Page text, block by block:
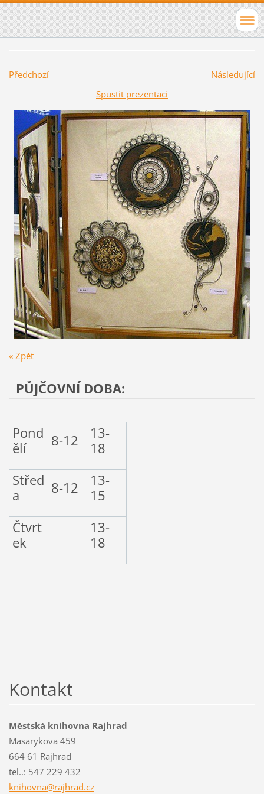
Předchozí
Následující
Spustit prezentaci
« Zpět
PŮJČOVNÍ DOBA:
Pond
ělí
8-12
13-
18
Střed
a
8-12
13-
15
Čtvrt
ek
13-
18
Kontakt
Městská knihovna Rajhrad
Masarykova 459
664 61 Rajhrad
tel..: 547 229 432
knihovna@rajhrad.cz